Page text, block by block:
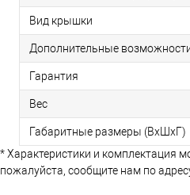
Вид крышки
Дополнительные
Гарантия
Вес
Габаритные размеры (ВхШхГ)
* Характеристики и комплектация
пожалуйста, сообщите нам по